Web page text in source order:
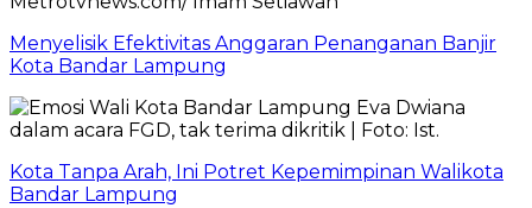
Menyelisik Efektivitas Anggaran Penanganan Banjir
Kota Bandar Lampung
Kota Tanpa Arah, Ini Potret Kepemimpinan Walikota
Bandar Lampung